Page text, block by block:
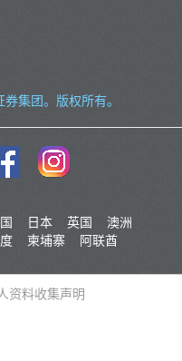
券集团。版权所有。
日本 英国
澳洲
柬埔寨
阿联酋
资料收集声明